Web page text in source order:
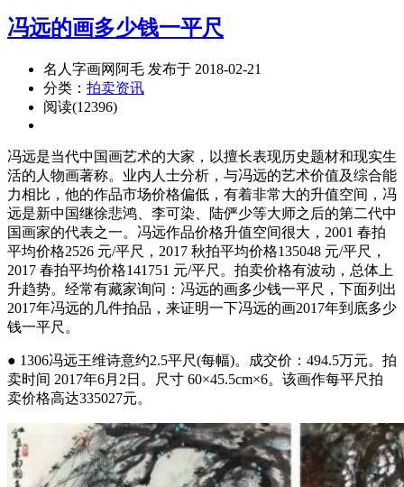
冯远的画多少钱一平尺
名人字画网阿毛 发布于 2018-02-21
分类： 拍卖资讯
阅读(12396)
冯远是当代中国画艺术的大家，以擅长表现历史题材和现实生
活的人物画著称。业内人士分析，与冯远的艺术价值及综合能
力相比，他的作品市场价格偏低，有着非常大的升值空间，冯
远是新中国继徐悲鸿、李可染、陆俨少等大师之后的第二代中
国画家的代表之一。冯远作品价格升值空间很大，2001 春拍
平均价格2526 元/平尺，2017 秋拍平均价格135048 元/平尺，
2017 春拍平均价格141751 元/平尺。拍卖价格有波动，总体上
升趋势。经常有藏家询问：冯远的画多少钱一平尺，下面列出
2017年冯远的几件拍品，来证明一下冯远的画2017年到底多少
钱一平尺。
● 1306冯远王维诗意约2.5平尺(每幅)。成交价：494.5万元。拍
卖时间 2017年6月2日。尺寸 60×45.5cm×6。该画作每平尺拍
卖价格高达335027元。